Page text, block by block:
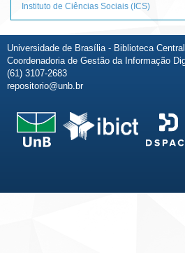
Instituto de Ciências Sociais (ICS)
Universidade de Brasília - Biblioteca Central
Coordenadoria de Gestão da Informação
(61) 3107-2683
repositorio@unb.br